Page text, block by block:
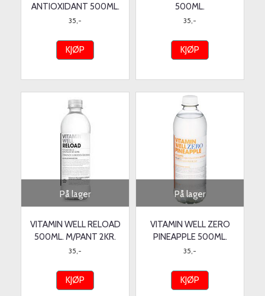
ANTIOXIDANT 500ML.
35,-
KJØP
500ML.
35,-
KJØP
På lager
VITAMIN WELL RELOAD
500ML. M/PANT 2KR.
35,-
KJØP
På lager
VITAMIN WELL ZERO
PINEAPPLE 500ML.
35,-
KJØP